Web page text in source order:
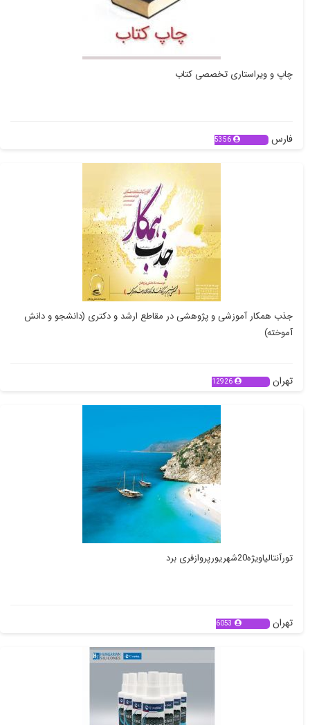
چاپ و ویراستاری تخصصی کتاب
فارس 5356
جذب همکار آموزشی و پژوهشی در مقاطع ارشد و دکتری (دانشجو و دانش
آموخته)
تهران 12926
تورآنتالیاویژه20شهریورپروازفری برد
تهران 6053